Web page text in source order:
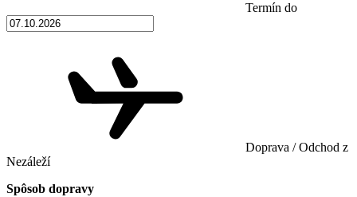
Termín do
Doprava / Odchod z
Nezáleží
Spôsob dopravy